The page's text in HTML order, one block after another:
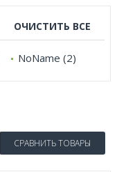
ОЧИСТИТЬ ВСЕ
NoName (2)
СРАВНИТЬ ТОВАРЫ